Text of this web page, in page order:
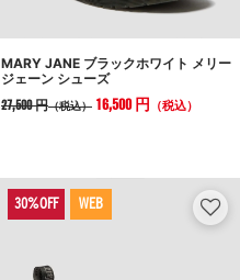
MARY JANE ブラックホワイト メリー
ジェーン シューズ
27,500 円（税込） 16,500 円 （税込）
WEB